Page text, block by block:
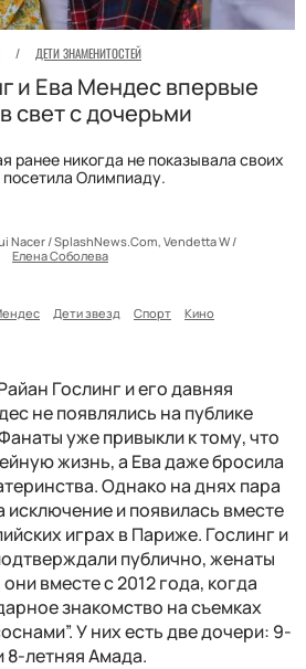
/ ДЕТИ ЗНАМЕНИТОСТЕЙ
и Ева Мендес впервые
свет с дочерьми
ранее никогда не показывала своих
посетила Олимпиаду.
Nacer / SplashNews.Com, Vendetta W /
Елена Соболева
Дети звезд Спорт Кино
Гослинг и его давняя
не появлялись на публике
уже привыкли к тому, что
жизнь, а Ева даже бросила
Однако на днях пара
и появилась вместе
играх в Париже. Гослинг и
публично, женаты
вместе с 2012 года, когда
знакомство на съемках
У них есть две дочери: 9-
8-летняя Амада.